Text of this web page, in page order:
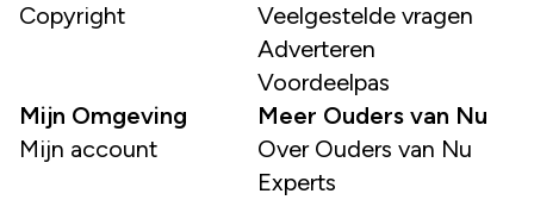
Copyright
Veelgestelde vragen
Adverteren
Voordeelpas
Mijn Omgeving
Mijn account
Meer Ouders van Nu
Over Ouders van Nu
Experts